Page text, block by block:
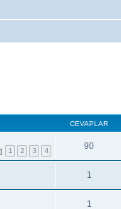
CEVAPLAR
1 2 3 4 90
1
1